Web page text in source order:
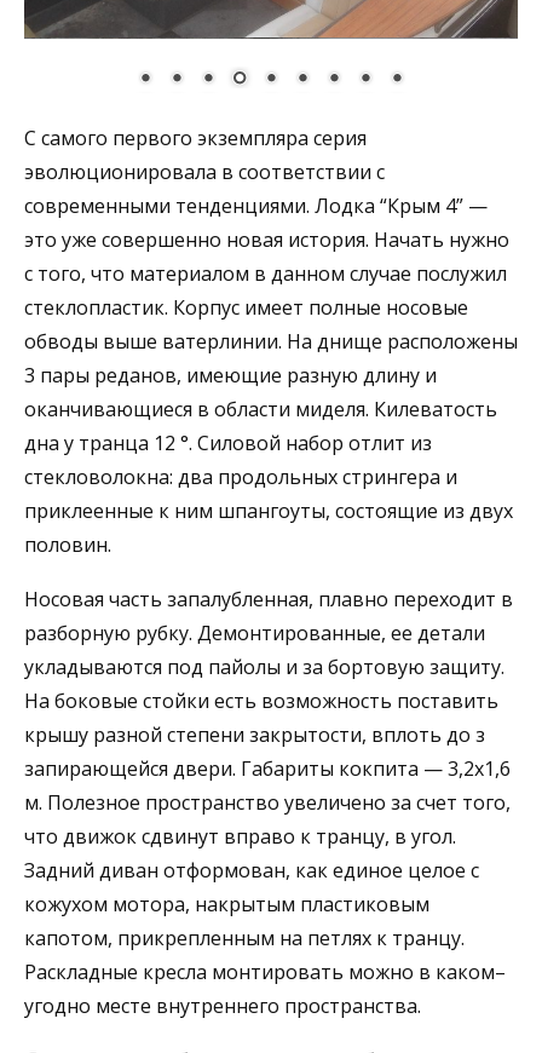
С самого первого экземпляра серия
эволюционировала в соответствии с
современными тенденциями. Лодка “Крым 4” —
это уже совершенно новая история. Начать нужно
с того, что материалом в данном случае послужил
стеклопластик. Корпус имеет полные носовые
обводы выше ватерлинии. На днище расположены
3 пары реданов, имеющие разную длину и
оканчивающиеся в области миделя. Килеватость
дна у транца 12 °. Силовой набор отлит из
стекловолокна: два продольных стрингера и
приклеенные к ним шпангоуты, состоящие из двух
половин.
Носовая часть запалубленная, плавно переходит в
разборную рубку. Демонтированные, ее детали
укладываются под пайолы и за бортовую защиту.
На боковые стойки есть возможность поставить
крышу разной степени закрытости, вплоть до з
запирающейся двери. Габариты кокпита — 3,2х1,6
м. Полезное пространство увеличено за счет того,
что движок сдвинут вправо к транцу, в угол.
Задний диван отформован, как единое целое с
кожухом мотора, накрытым пластиковым
капотом, прикрепленным на петлях к транцу.
Раскладные кресла монтировать можно в каком–
угодно месте внутреннего пространства.